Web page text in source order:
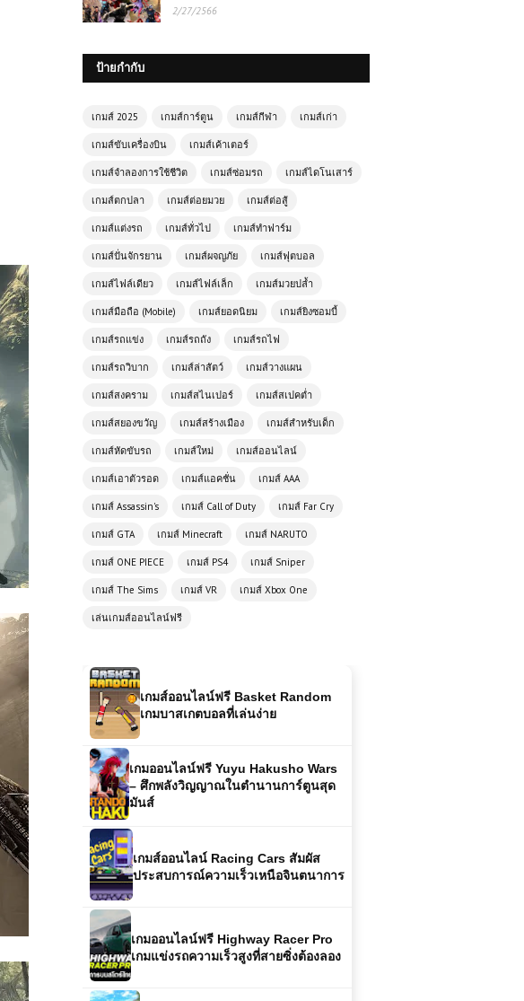
2/27/2566
ป้ายกำกับ
เกมส์ 2025 เกมส์การ์ตูน เกมส์กีฬา เกมส์เก่า
เกมส์ขับเครื่องบิน เกมส์เค้าเตอร์
เกมส์จำลองการใช้ชีวิต เกมส์ซ่อมรถ เกมส์ไดโนเสาร์
เกมส์ตกปลา เกมส์ต่อยมวย เกมส์ต่อสู้
เกมส์แต่งรถ เกมส์ทั่วไป เกมส์ทำฟาร์ม
เกมส์ปั่นจักรยาน เกมส์ผจญภัย เกมส์ฟุตบอล
เกมส์ไฟล์เดียว เกมส์ไฟล์เล็ก เกมส์มวยปล้ำ
เกมส์มือถือ (Mobile) เกมส์ยอดนิยม เกมส์ยิงซอมบี้
เกมส์รถแข่ง เกมส์รถถัง เกมส์รถไฟ
เกมส์รถวิบาก เกมส์ล่าสัตว์ เกมส์วางแผน
เกมส์สงคราม เกมส์สไนเปอร์ เกมส์สเปคต่ำ
เกมส์สยองขวัญ เกมส์สร้างเมือง เกมส์สำหรับเด็ก
เกมส์หัดขับรถ เกมส์ใหม่ เกมส์ออนไลน์
เกมส์เอาตัวรอด เกมส์แอคชั่น เกมส์ AAA
เกมส์ Assassin's เกมส์ Call of Duty เกมส์ Far Cry
เกมส์ GTA เกมส์ Minecraft เกมส์ NARUTO
เกมส์ ONE PIECE เกมส์ PS4 เกมส์ Sniper
เกมส์ The Sims เกมส์ VR เกมส์ Xbox One
เล่นเกมส์ออนไลน์ฟรี
เกมแข่งรถบรรทุกสุดมันส์
เกมส์ออนไลน์ฟรี Julie Beauty Salon
เติมเต็มความงามของคุณด้วยบริการมือ
อาชีพ
เกมส์ออนไลน์ฟรี King of Fighters
นักสู้ในตำนาน
เกมออนไลน์ฟรี Fort Drifter ผจญภัย
ในโลกของความเร็วและกลยุทธ์
Pixelmon Town: เมืองแห่งโปเกมอน
เกมส์ออนไลน์ฟรี Basket Random
เกมออนไลน์ฟรี Yuyu Hakusho Wars
– ศึกพลังวิญญาณในตำนานการ์ตูนสุด
มันส์
เกมส์ออนไลน์ Racing Cars สัมผัส
ประสบการณ์ความเร็วเหนือจินตนาการ
เกมออนไลน์ฟรี Highway Racer Pro
เกมแข่งรถความเร็วสูงที่สายซิ่งต้องลอง
เกมส์ออนไลน์ฟรี Army Combat
ศิลปะแห่งการรบของกองทัพ